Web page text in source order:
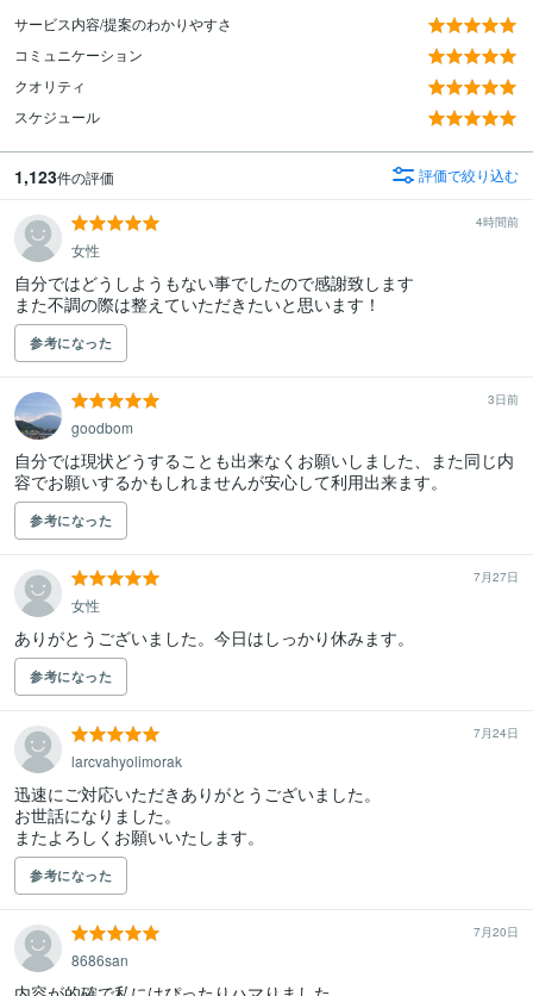
サービス内容/提案のわかりやすさ
コミュニケーション
クオリティ
スケジュール
1,123件の評価 評価で絞り込む
4時間前
女性
自分ではどうしようもない事でしたので感謝致します
また不調の際は整えていただきたいと思います！
参考になった
3日前
goodbom
自分では現状どうすることも出来なくお願いしました、また同じ内
容でお願いするかもしれませんが安心して利用出来ます。
参考になった
7月27日
女性
ありがとうございました。今日はしっかり休みます。
参考になった
7月24日
larcvahyolimorak
迅速にご対応いただきありがとうございました。
お世話になりました。
またよろしくお願いいたします。
参考になった
7月20日
8686san